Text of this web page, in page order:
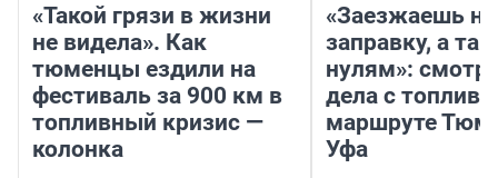
«Такой грязи в жизни
не видела». Как
тюменцы ездили на
фестиваль за 900 км в
топливный кризис —
колонка
«Заезжаешь на
заправку, а
нулям»:
дела с
маршруте
Уфа